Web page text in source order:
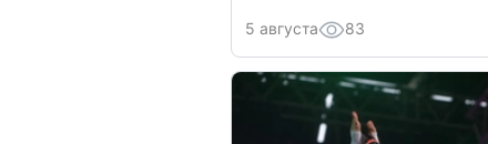
5 августа 83